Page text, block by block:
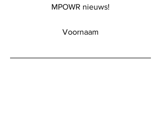
MPOWR nieuws!
Voornaam